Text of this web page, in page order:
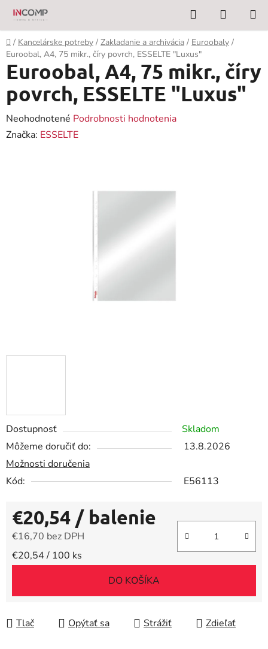
Prejsť
obsah
Hľadať
KOŠÍK
Domov
/ Kancelárske potreby / Zakladanie a archivácia / Euroobaly /
Euroobal, A4, 75 mikr., číry povrch, ESSELTE "Luxus"
Dostupnosť
Skladom
Môžeme doručiť do:
13.8.2026
Možnosti doručenia
Kód:
E56113
€20,54 / balenie
€16,70 bez DPH
Jednotková cena:
€20,54 / 100 ks
DO KOŠÍKA
Tlač Opýtať sa Strážiť Zdieľať
Euroobal, A4, 75 mikr., číry
povrch, ESSELTE "Luxus"
Priemerné
hodnotenie
Neohodnotené Podrobnosti hodnotenia
Značka: ESSELTE